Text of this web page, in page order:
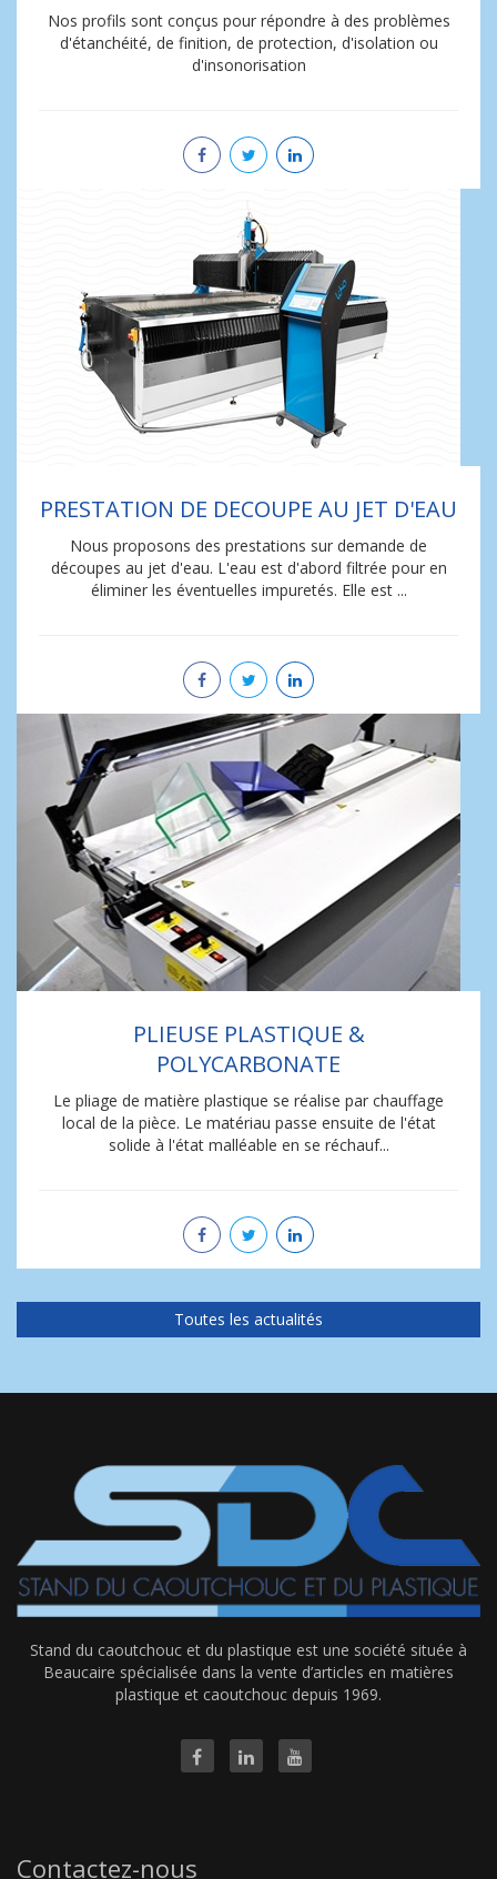
Nos profils sont conçus pour répondre à des problèmes
d'étanchéité, de finition, de protection, d'isolation ou
d'insonorisation
PRESTATION DE DECOUPE AU JET D'EAU
Nous proposons des prestations sur demande de
découpes au jet d'eau. L'eau est d'abord filtrée pour en
éliminer les éventuelles impuretés. Elle est ...
PLIEUSE PLASTIQUE &
POLYCARBONATE
Le pliage de matière plastique se réalise par chauffage
local de la pièce. Le matériau passe ensuite de l'état
solide à l'état malléable en se réchauf...
Toutes les actualités
Stand du caoutchouc et du plastique est une société située à
Beaucaire spécialisée dans la vente d’articles en matières
plastique et caoutchouc depuis 1969.
Contactez-nous